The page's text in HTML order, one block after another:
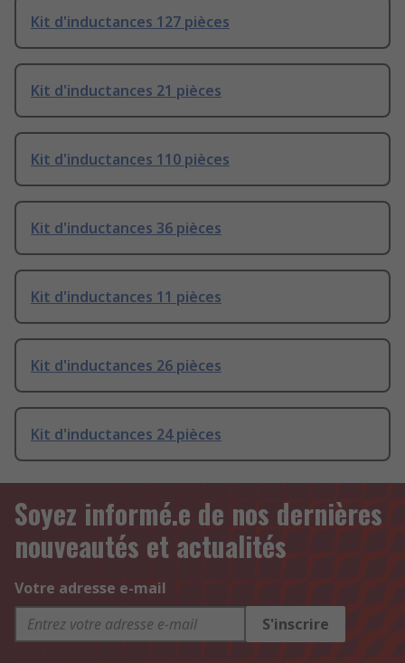
Kit d'inductances 127 pièces
Kit d'inductances 21 pièces
Kit d'inductances 110 pièces
Kit d'inductances 36 pièces
Kit d'inductances 11 pièces
Kit d'inductances 26 pièces
Kit d'inductances 24 pièces
Soyez informé.e de nos dernières
nouveautés et actualités
Votre adresse e-mail
S'inscrire